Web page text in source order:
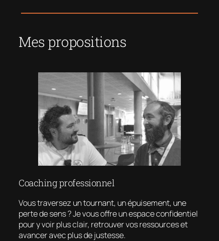
Mes propositions
Coaching professionnel
Vous traversez un tournant, un épuisement, une
perte de sens ? Je vous offre un espace confidentiel
pour y voir plus clair, retrouver vos ressources et
avancer avec plus de justesse.